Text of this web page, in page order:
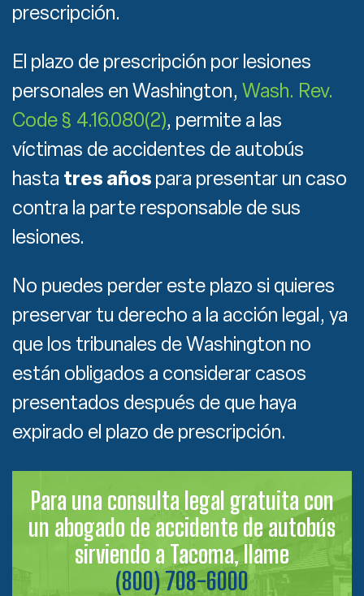
prescripción.
El plazo de prescripción por lesiones
personales en Washington, Wash. Rev.
Code § 4.16.080(2), permite a las
víctimas de accidentes de autobús
hasta tres años para presentar un caso
contra la parte responsable de sus
lesiones.
No puedes perder este plazo si quieres
preservar tu derecho a la acción legal, ya
que los tribunales de Washington no
están obligados a considerar casos
presentados después de que haya
expirado el plazo de prescripción.
Para una consulta legal gratuita con
un abogado de accidente de autobús
sirviendo a Tacoma, llame
(800) 708-6000